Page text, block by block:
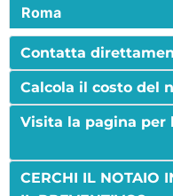
Roma
Contatta
Calcola il costo del
Visita la pagina per
CERCHI IL NOTAIO